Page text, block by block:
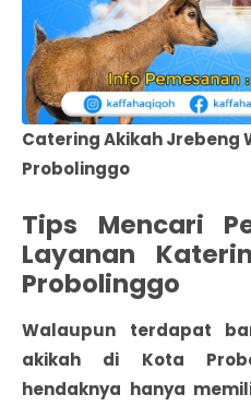
Catering Akikah Jrebeng
Probolinggo
Tips Mencari
Layanan
Probolinggo
Walaupun terdapat
akikah di Kota
hendaknya hanya